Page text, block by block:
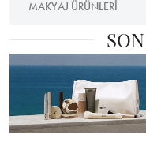
MAKYAJ ÜRÜNLERI